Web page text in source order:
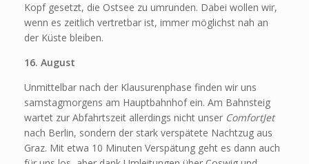
Kopf gesetzt, die Ostsee zu umrunden. Dabei wollen wir,
wenn es zeitlich vertretbar ist, immer möglichst nah an
der Küste bleiben.
16. August
Unmittelbar nach der Klausurenphase finden wir uns
samstagmorgens am Hauptbahnhof ein. Am Bahnsteig
wartet zur Abfahrtszeit allerdings nicht unser ComfortJet
nach Berlin, sondern der stark verspätete Nachtzug aus
Graz. Mit etwa 10 Minuten Verspätung geht es dann auch